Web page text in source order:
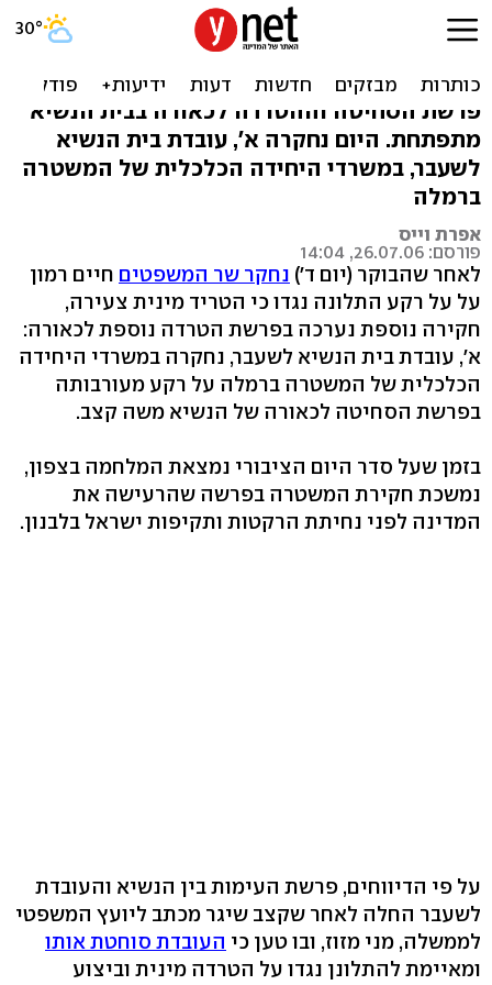
נחקרה עובדת בית הנשיא
שהתלוננה נגד קצב
פרשת הסחיטה וההטרדה לכאורה בבית הנשיא
מתפתחת. היום נחקרה א', עובדת בית הנשיא
לשעבר, במשרדי היחידה הכלכלית של המשטרה
ברמלה
אפרת וייס
פורסם: 26.07.06, 14:04
לאחר שהבוקר (יום ד') נחקר שר המשפטים חיים רמון
על על רקע התלונה נגדו כי הטריד מינית צעירה,
חקירה נוספת נערכה בפרשת הטרדה נוספת לכאורה:
א', עובדת בית הנשיא לשעבר, נחקרה במשרדי היחידה
הכלכלית של המשטרה ברמלה על רקע מעורבותה
בפרשת הסחיטה לכאורה של הנשיא משה קצב.
בזמן שעל סדר היום הציבורי נמצאת המלחמה בצפון,
נמשכת חקירת המשטרה בפרשה שהרעישה את
המדינה לפני נחיתת הרקטות ותקיפות ישראל בלבנון.
על פי הדיווחים, פרשת העימות בין הנשיא והעובדת
לשעבר החלה לאחר שקצב שיגר מכתב ליועץ המשפטי
לממשלה, מני מזוז, ובו טען כי העובדת סוחטת אותו
ומאיימת להתלונן נגדו על הטרדה מינית וביצוע